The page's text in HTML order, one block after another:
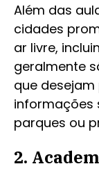
Além das
cidades
ar livre,
geralmente
que
informações
parques ou
2.